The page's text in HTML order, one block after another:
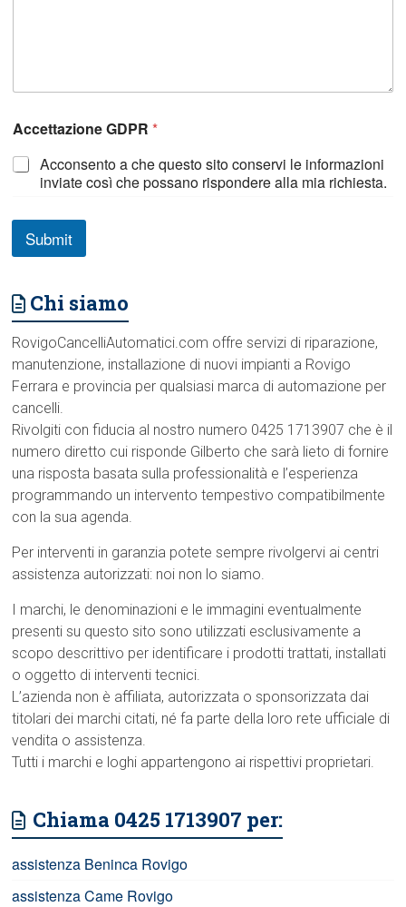
t
a
i
o
Accettazione GDPR*
Acconsento a che questo sito conservi le informazioni
inviate così che possano rispondere alla mia richiesta.
Submit
Chi siamo
RovigoCancelliAutomatici.com offre servizi di riparazione,
manutenzione, installazione di nuovi impianti a Rovigo
Ferrara e provincia per qualsiasi marca di automazione per
cancelli.
Rivolgiti con fiducia al nostro numero 0425 1713907 che è il
numero diretto cui risponde Gilberto che sarà lieto di fornire
una risposta basata sulla professionalità e l’esperienza
programmando un intervento tempestivo compatibilmente
con la sua agenda.
Per interventi in garanzia potete sempre rivolgervi ai centri
assistenza autorizzati: noi non lo siamo.
I marchi, le denominazioni e le immagini eventualmente
presenti su questo sito sono utilizzati esclusivamente a
scopo descrittivo per identificare i prodotti trattati, installati
o oggetto di interventi tecnici.
L’azienda non è affiliata, autorizzata o sponsorizzata dai
titolari dei marchi citati, né fa parte della loro rete ufficiale di
vendita o assistenza.
Tutti i marchi e loghi appartengono ai rispettivi proprietari.
Chiama 0425 1713907 per:
assistenza Beninca Rovigo
assistenza Came Rovigo